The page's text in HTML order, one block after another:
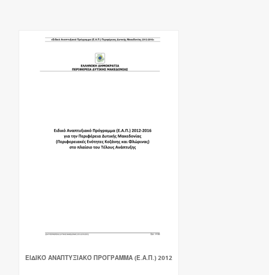
ΕΙΔΙΚΌ ΑΝΑΠΤΥΞΙΑΚΌ ΠΡΌΓΡΑΜΜΑ (Ε.Α.Π.) 2012